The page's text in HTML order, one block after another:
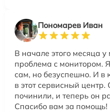
Пономарев Иван
В начале этого месяца
проблема с монитором.
сам, но безуспешно. И в
в этот сервисный центр.
починили, и теперь он
Спасибо вам за помощь!